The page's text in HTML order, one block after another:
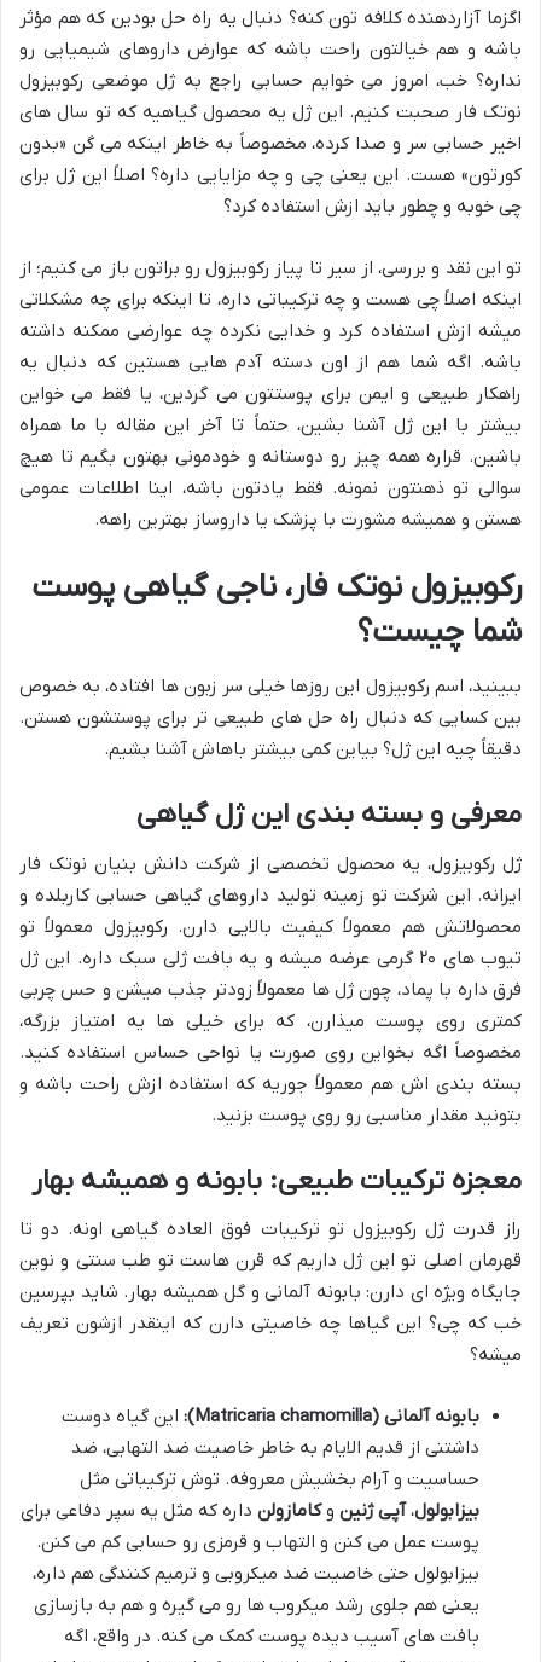
اگزما آزاردهنده کلافه تون کنه؟ دنبال یه راه حل بودین که هم مؤثر
باشه و هم خیالتون راحت باشه که عوارض داروهای شیمیایی رو
نداره؟ خب، امروز می خوایم حسابی راجع به ژل موضعی رکوبیزول
نوتک فار صحبت کنیم. این ژل یه محصول گیاهیه که تو سال های
اخیر حسابی سر و صدا کرده، مخصوصاً به خاطر اینکه می گن «بدون
کورتون» هست. این یعنی چی و چه مزایایی داره؟ اصلاً این ژل برای
چی خوبه و چطور باید ازش استفاده کرد؟
تو این نقد و بررسی، از سیر تا پیاز رکوبیزول رو براتون باز می کنیم؛ از
اینکه اصلاً چی هست و چه ترکیباتی داره، تا اینکه برای چه مشکلاتی
میشه ازش استفاده کرد و خدایی نکرده چه عوارضی ممکنه داشته
باشه. اگه شما هم از اون دسته آدم هایی هستین که دنبال یه
راهکار طبیعی و ایمن برای پوستتون می گردین، یا فقط می خواین
بیشتر با این ژل آشنا بشین، حتماً تا آخر این مقاله با ما همراه
باشین. قراره همه چیز رو دوستانه و خودمونی بهتون بگیم تا هیچ
سوالی تو ذهنتون نمونه. فقط یادتون باشه، اینا اطلاعات عمومی
هستن و همیشه مشورت با پزشک یا داروساز بهترین راهه.
رکوبیزول نوتک فار، ناجی گیاهی پوست
شما چیست؟
ببینید، اسم رکوبیزول این روزها خیلی سر زبون ها افتاده، به خصوص
بین کسایی که دنبال راه حل های طبیعی تر برای پوستشون هستن.
دقیقاً چیه این ژل؟ بیاین کمی بیشتر باهاش آشنا بشیم.
معرفی و بسته بندی این ژل گیاهی
ژل رکوبیزول، یه محصول تخصصی از شرکت دانش بنیان نوتک فار
ایرانه. این شرکت تو زمینه تولید داروهای گیاهی حسابی کاربلده و
محصولاتش هم معمولاً کیفیت بالایی دارن. رکوبیزول معمولاً تو
تیوب های ۲۰ گرمی عرضه میشه و یه بافت ژلی سبک داره. این ژل
فرق داره با پماد، چون ژل ها معمولاً زودتر جذب میشن و حس چربی
کمتری روی پوست میذارن، که برای خیلی ها یه امتیاز بزرگه،
مخصوصاً اگه بخواین روی صورت یا نواحی حساس استفاده کنید.
بسته بندی اش هم معمولاً جوریه که استفاده ازش راحت باشه و
بتونید مقدار مناسبی رو روی پوست بزنید.
معجزه ترکیبات طبیعی: بابونه و همیشه بهار
راز قدرت ژل رکوبیزول تو ترکیبات فوق العاده گیاهی اونه. دو تا
قهرمان اصلی تو این ژل داریم که قرن هاست تو طب سنتی و نوین
جایگاه ویژه ای دارن: بابونه آلمانی و گل همیشه بهار. شاید بپرسین
خب که چی؟ این گیاها چه خاصیتی دارن که اینقدر ازشون تعریف
میشه؟
بابونه آلمانی (Matricaria chamomilla):
این گیاه دوست
داشتنی از قدیم الایام به خاطر خاصیت ضد التهابی، ضد
حساسیت و آرام بخشیش معروفه. توش ترکیباتی مثل
بیزابولول،آپی ژنین وکامازولن داره که مثل یه سپر دفاعی برای
پوست عمل می کنن و التهاب و قرمزی رو حسابی کم می کنن.
بیزابولول حتی خاصیت ضد میکروبی و ترمیم کنندگی هم داره،
یعنی هم جلوی رشد میکروب ها رو می گیره و هم به بازسازی
بافت های آسیب دیده پوست کمک می کنه. در واقع، اگه